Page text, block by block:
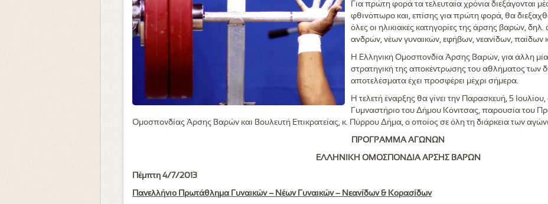
Για πρώτη φορά τα τελευταία χρόνια διεξάγονται
φθινόπωρο και, επίσης για πρώτη φορά, θα
όλες οι ηλικιακές κατηγορίες της άρσης βαρών,
ανδρών, νέων γυναικών, εφήβων, νεανίδων, παίδων
Η Ελληνική Ομοσπονδία Άρσης Βαρών, για άλλη
στρατηγική της αποκέντρωσης του αθλήματος των
αποτελέσματα έχει προσφέρει μέχρι σήμερα.
Η τελετή έναρξης θα γίνει την Παρασκευή, 5
Γυμναστήριο του Δήμου Κόνιτσας, παρουσία του
Ομοσπονδίας Άρσης Βαρών και Βουλευτή Επικρατείας, κ. Πύρρου Δήμα, ο οποίος σε όλη τη διάρκεια των
ΠΡΟΓΡΑΜΜΑ ΑΓΩΝΩΝ
ΕΛΛΗΝΙΚΗ ΟΜΟΣΠΟΝΔΙΑ ΑΡΣΗΣ ΒΑΡΩΝ
Πέμπτη 4/7/2013
Πανελλήνιο Πρωτάθλημα Γυναικών – Νέων Γυναικών – Νεανίδων & Κορασίδων